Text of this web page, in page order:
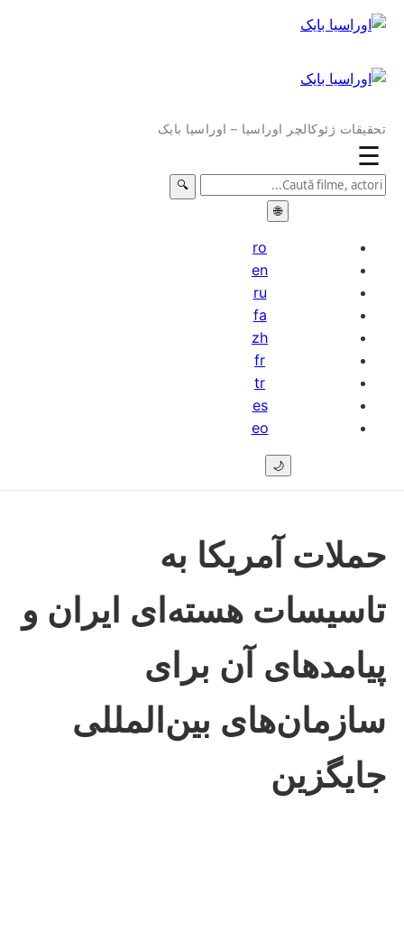
تحقیقات ژئوکالچر اوراسیا – اوراسیا بایک
☰
🔍
🌐
ro
en
ru
fa
zh
fr
tr
es
eo
🌙
حملات آمریکا به
تاسیسات هسته‌ای ایران و
پیامدهای آن برای
سازمان‌های بین‌المللی
جایگزین